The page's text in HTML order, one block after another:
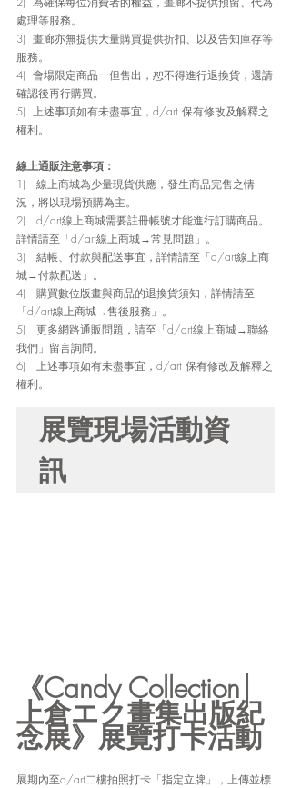
處理等服務。
3)  畫廊亦無提供大量購買提供折扣、以及告知庫存等
服務。
4)  會場限定商品一但售出，恕不得進行退換貨，還請
確認後再行購買。
5)  上述事項如有未盡事宜，d/art 保有修改及解釋之
權利。
線上通販注意事項：
1)   線上商城為少量現貨供應，發生商品完售之情
況，將以現場預購為主。
2)   d/art線上商城需要註冊帳號才能進行訂購商品。
詳情請至「d/art線上商城→常見問題」。
3)   結帳、付款與配送事宜，詳情請至「d/art線上商
城→付款配送」。
4)   購買數位版畫與商品的退換貨須知，詳情請至
「d/art線上商城→售後服務」。
5)   更多網路通販問題，請至「d/art線上商城→聯絡
我們」留言詢問。
6)   上述事項如有未盡事宜，d/art 保有修改及解釋之
權利。
展覽現場活動資
訊
《Candy Collection│
上倉エク畫集出版紀
念展》 展覽打卡活動
展期內至d/art二樓拍照打卡「指定立牌」，上傳並標